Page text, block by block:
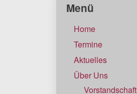
Menü
Home
Termine
Aktuelles
Über Uns
Vorstandschaft